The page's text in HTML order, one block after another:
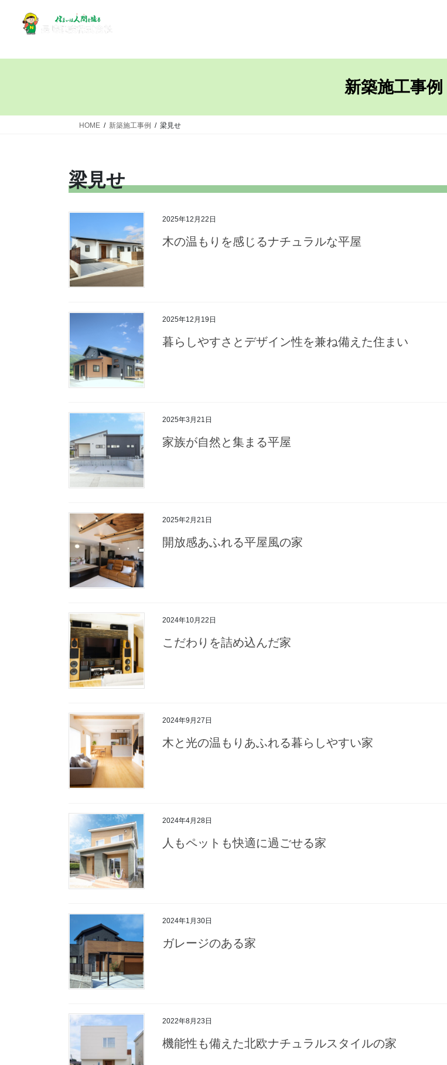
新築施工事例
HOME 新築施工事例 梁見せ
梁見せ
2025年12月22日
木の温もりを感じるナチュラルな平屋
2025年12月19日
暮らしやすさとデザイン性を兼ね備えた住まい
2025年3月21日
家族が自然と集まる平屋
2025年2月21日
開放感あふれる平屋風の家
2024年10月22日
こだわりを詰め込んだ家
2024年9月27日
木と光の温もりあふれる暮らしやすい家
2024年4月28日
人もペットも快適に過ごせる家
2024年1月30日
ガレージのある家
2022年8月23日
機能性も備えた北欧ナチュラルスタイルの家